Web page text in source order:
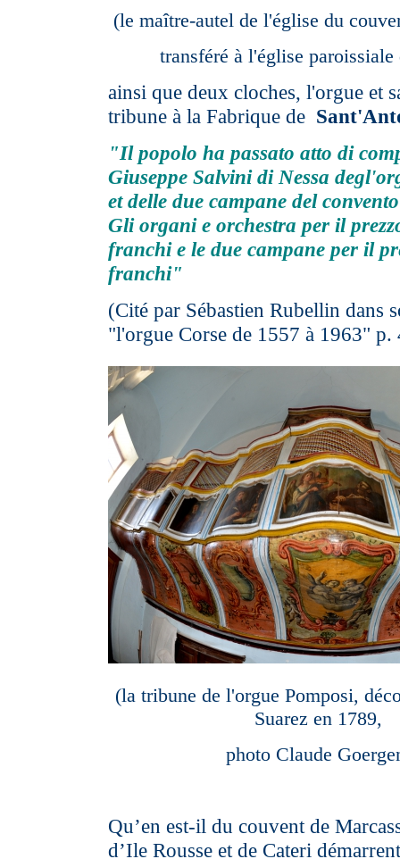
(le maître-autel de l'église du
transféré à l'église paroissiale
ainsi que deux cloches, l'orgue et
tribune à la Fabrique de
"Il popolo ha passato atto di
Giuseppe Salvini di Nessa
et delle due campane del
Gli organi e orchestra per il
franchi e le due campane per il
franchi"
(Cité par Sébastien Rubellin dans
"l'orgue Corse de 1557 à 1963" p.
(la tribune de l'orgue Pomposi,
Suarez en 1789,
photo Claude
Qu’en est-il du couvent de
d’Ile Rousse et de Cateri